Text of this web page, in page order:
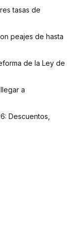
tasas de
peajes de hasta
de la Ley de
a
Descuentos,